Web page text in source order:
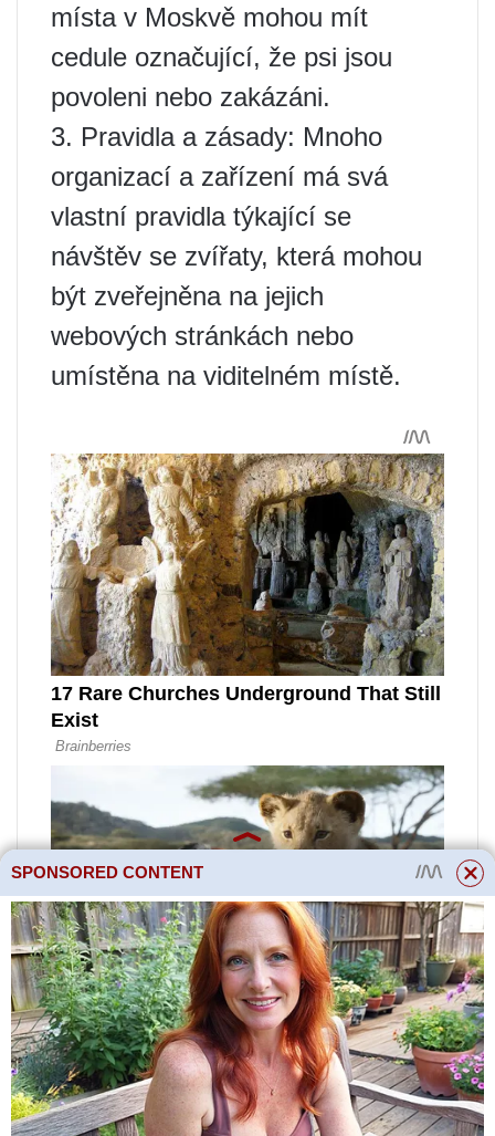
místa v Moskvě mohou mít
cedule označující, že psi jsou
povoleni nebo zakázáni.
3. Pravidla a zásady: Mnoho
organizací a zařízení má svá
vlastní pravidla týkající se
návštěv se zvířaty, která mohou
být zveřejněna na jejich
webových stránkách nebo
umístěna na viditelném místě.
SPONSORED CONTENT